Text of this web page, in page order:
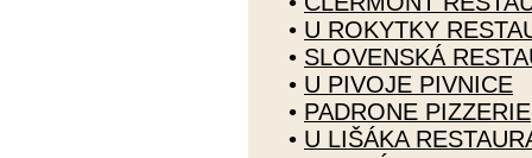
• U ROKYTKY
• SLOVENSKÁ
• U PIVOJE PIVNICE
• PADRONE PIZZERIE
• U LIŠÁKA